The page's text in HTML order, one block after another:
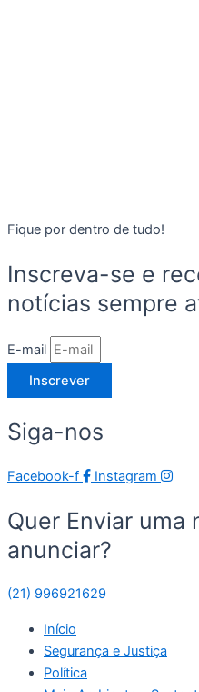
Fique por dentro de tudo!
Inscreva-se e
notícias sempre
E-mail
Inscrever
Siga-nos
Facebook-f Instagram
Quer Enviar uma
anunciar?
(21) 996921629
Início
Segurança e Justiça
Política